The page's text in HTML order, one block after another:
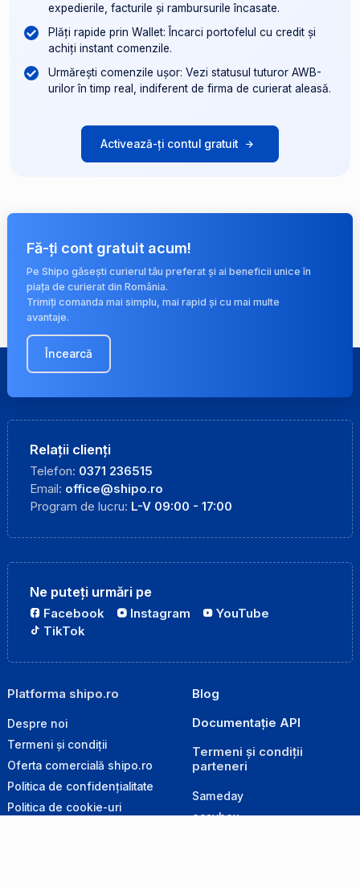
expedierile, facturile și rambursurile încasate.
Plăți rapide prin Wallet: Încarci portofelul cu credit și
achiți instant comenzile.
Urmărești comenzile ușor: Vezi statusul tuturor AWB-
urilor în timp real, indiferent de firma de curierat aleasă.
Activează-ți contul gratuit
Fă-ți cont gratuit acum!
Pe Shipo găsești curierul tău preferat și ai beneficii unice în
piața de curierat din România.
Trimiți comanda mai simplu, mai rapid și cu mai multe
avantaje.
Încearcă
Relații clienți
Telefon: 0371 236515
Email: office@shipo.ro
Program de lucru: L-V 09:00 - 17:00
Ne puteți urmări pe
Facebook Instagram
YouTube
TikTok
Platforma shipo.ro
Despre noi
Termeni și condiții
Oferta comercială shipo.ro
Politica de confidențialitate
Politica de cookie-uri
Blog
Documentație API
Termeni și condiții
parteneri
Sameday
easybox